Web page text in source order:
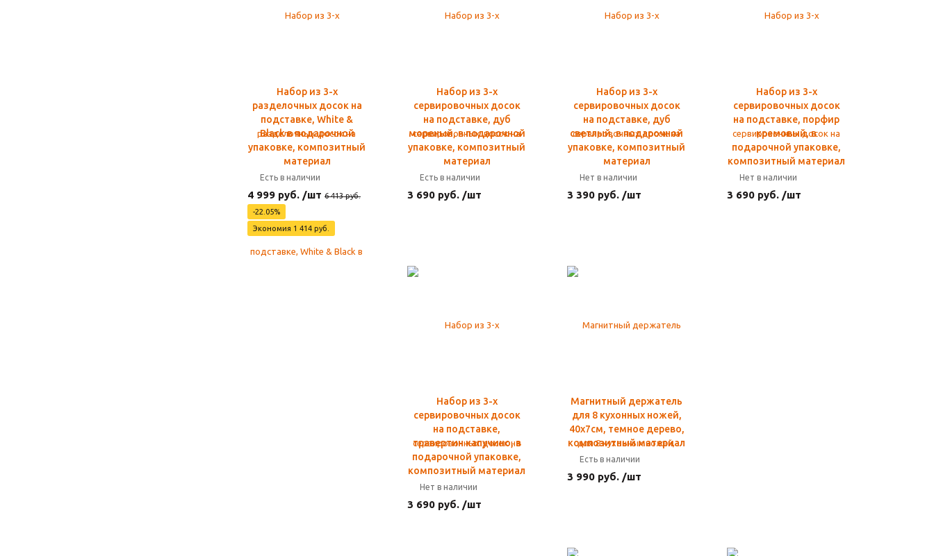
Набор из 3-х
разделочных досок на
подставке, White &
Black в подарочной
упаковке, композитный
материал
Есть в наличии
4 999 руб. /шт 6 413 руб.
-22.05%
Экономия 1 414 руб.
Набор из 3-х
сервировочных досок
на подставке, дуб
мореный, в подарочной
упаковке, композитный
материал
Есть в наличии
3 690 руб. /шт
Набор из 3-х
сервировочных досок
на подставке, дуб
светлый, в подарочной
упаковке, композитный
материал
Нет в наличии
3 390 руб. /шт
Набор из 3-х
сервировочных досок
на подставке, порфир
кремовый, в
подарочной упаковке,
композитный материал
Нет в наличии
3 690 руб. /шт
Набор из 3-х
сервировочных досок
на подставке,
травертин капучино, в
подарочной упаковке,
композитный материал
Нет в наличии
3 690 руб. /шт
Магнитный держатель
для 8 кухонных ножей,
40х7см, темное дерево,
композитный материал
Есть в наличии
3 990 руб. /шт